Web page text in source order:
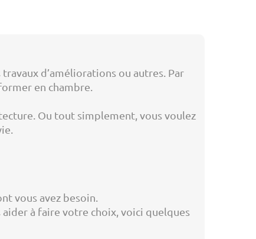
d’améliorations ou autres. Par
en chambre.
Ou tout simplement, vous voulez
vous avez besoin.
à faire votre choix, voici quelques